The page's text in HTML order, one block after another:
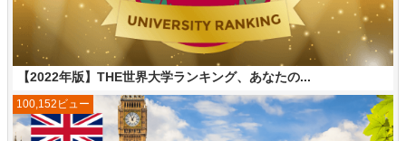
【2022年版】THE世界大学ランキング、あなたの...
100,152ビュー